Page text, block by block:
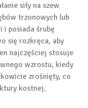
siły na szew
trzonowych lub
i posiada śrubę
się rozkręca, aby
najczęściej stosuje
wzrostu, kiedy
zrośnięty, co
kostnej.